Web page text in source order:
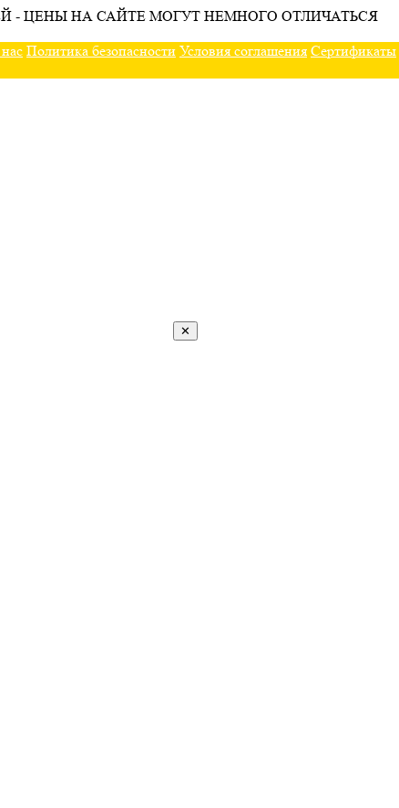
- ЦЕНЫ НА САЙТЕ МОГУТ НЕМНОГО ОТЛИЧАТЬСЯ
Политика безопасности Условия соглашения Сертификаты
✕